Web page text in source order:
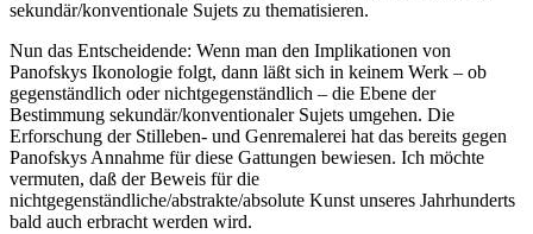
sekundär/konventionale Sujets zu thematisieren.
Nun das Entscheidende: Wenn man den Implikationen von
Panofskys Ikonologie folgt, dann läßt sich in keinem Werk – ob
gegenständlich oder nichtgegenständlich – die Ebene der
Bestimmung sekundär/konventionaler Sujets umgehen. Die
Erforschung der Stilleben- und Genremalerei hat das bereits gegen
Panofskys Annahme für diese Gattungen bewiesen. Ich möchte
vermuten, daß der Beweis für die
nichtgegenständliche/abstrakte/absolute Kunst unseres Jahrhunderts
bald auch erbracht werden wird.